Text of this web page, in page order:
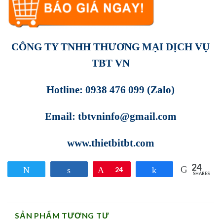
CÔNG TY TNHH THƯƠNG MẠI DỊCH VỤ
TBT VN
Hotline: 0938 476 099 (Zalo)
Email: tbtvninfo@gmail.com
www.thietbitbt.com
Pin
24 Share 24
SHARES
SẢN PHẨM TƯƠNG TỰ